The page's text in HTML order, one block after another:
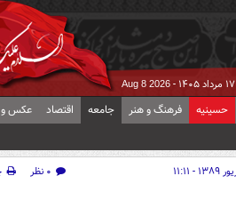
-
Aug 8 2026
حسینیه فرهنگ و هنر جامعه اقتصاد عکس و
۰ نظر